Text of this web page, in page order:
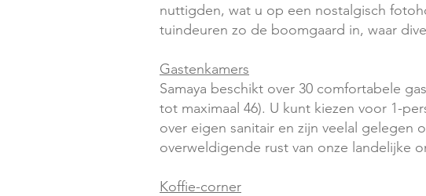
nuttigden, wat u op een nostalgisch
tuindeuren zo de boomgaard in, waar
Gastenkamers
Samaya beschikt over 30 comfortabele
tot maximaal 46). U kunt kiezen voor 1-
over eigen sanitair en zijn veelal
overweldigende rust van onze landelijke
Koffie-corner